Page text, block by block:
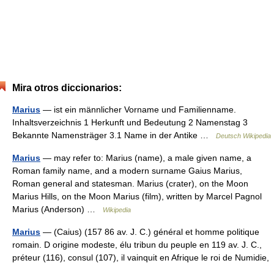
Mira otros diccionarios:
Marius — ist ein männlicher Vorname und Familienname.
Inhaltsverzeichnis 1 Herkunft und Bedeutung 2 Namenstag 3
Bekannte Namensträger 3.1 Name in der Antike …
Deutsch Wikipedia
Marius — may refer to: Marius (name), a male given name, a
Roman family name, and a modern surname Gaius Marius,
Roman general and statesman. Marius (crater), on the Moon
Marius Hills, on the Moon Marius (film), written by Marcel Pagnol
Marius (Anderson) …
Wikipedia
Marius — (Caius) (157 86 av. J. C.) général et homme politique
romain. D origine modeste, élu tribun du peuple en 119 av. J. C.,
préteur (116), consul (107), il vainquit en Afrique le roi de Numidie,